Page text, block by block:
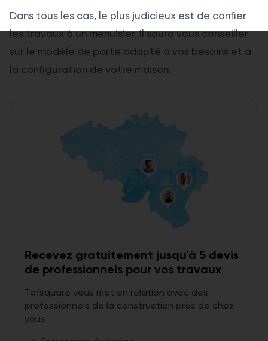
Dans tous les cas, le plus judicieux est de confier
les travaux à un menuisier. Il saura vous conseiller
sur le modèle de porte adapté à vos besoins et à
la configuration de votre maison.
Recevez gratuitement jusqu'à 5 devis
de professionnels pour vos travaux
Tafsquare vous met en relation avec des
professionnels de la construction près de chez
vous